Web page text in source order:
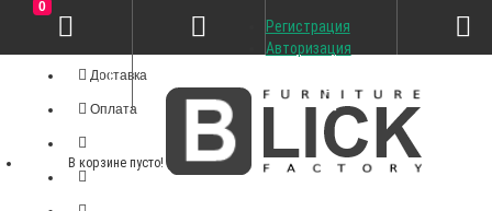
Доставка
Оплата
Регистрация
Авторизация
0
В корзине пусто!